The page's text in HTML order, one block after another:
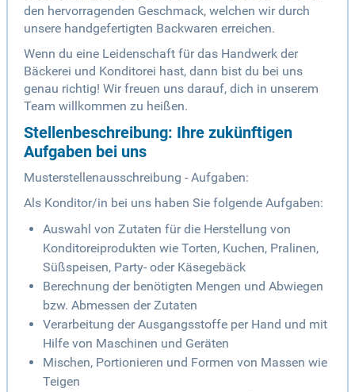
den hervorragenden Geschmack, welchen wir durch
unsere handgefertigten Backwaren erreichen.
Wenn du eine Leidenschaft für das Handwerk der
Bäckerei und Konditorei hast, dann bist du bei uns
genau richtig! Wir freuen uns darauf, dich in unserem
Team willkommen zu heißen.
Stellenbeschreibung: Ihre zukünftigen
Aufgaben bei uns
Musterstellenausschreibung - Aufgaben:
Als Konditor/in bei uns haben Sie folgende Aufgaben:
Auswahl von Zutaten für die Herstellung von
Konditoreiprodukten wie Torten, Kuchen, Pralinen,
Süßspeisen, Party- oder Käsegebäck
Berechnung der benötigten Mengen und Abwiegen
bzw. Abmessen der Zutaten
Verarbeitung der Ausgangsstoffe per Hand und mit
Hilfe von Maschinen und Geräten
Mischen, Portionieren und Formen von Massen wie
Teigen